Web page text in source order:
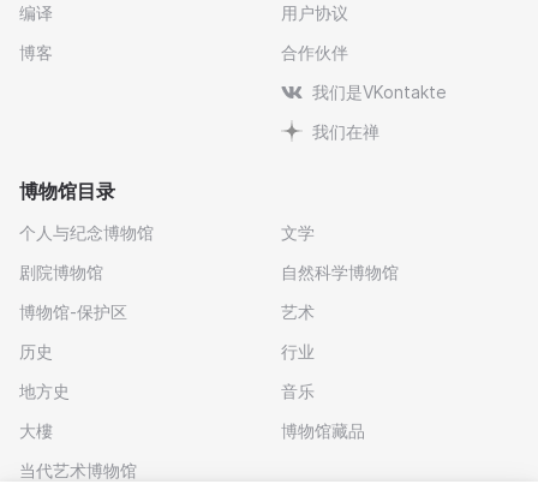
编译
博客
用户协议
合作伙伴
我们是VKontakte
我们在禅
博物馆目录
个人与纪念博物馆
剧院博物馆
博物馆-保护区
历史
地方史
大樓
当代艺术博物馆
文学
自然科学博物馆
艺术
行业
音乐
博物馆藏品